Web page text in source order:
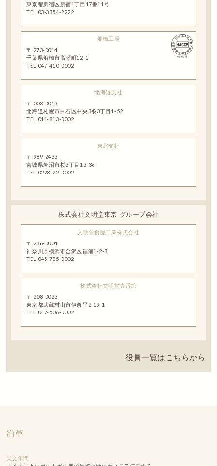
東京都新宿区新宿1丁目17番11号
TEL 03-3354-2222
船橋工場
〒 273-0014
千葉県船橋市高瀬町12-1
TEL 047-410-0002
北海道支社
〒 003-0013
北海道札幌市白石区中央3条3丁目1-52
TEL 011-813-0002
東北支社
〒 989-2433
宮城県岩沼市桜3丁目13-36
TEL 0223-22-0002
株式会社文明堂東京 グループ会社
文明堂食品工業株式会社
〒 236-0004
神奈川県横浜市金沢区福浦1-2-3
TEL 045-785-0002
株式会社文明堂壹番舘
〒 208-0023
東京都武蔵村山市伊奈平2-19-1
TEL 042-506-0002
役員一覧はこちらから
沿革
天文年間